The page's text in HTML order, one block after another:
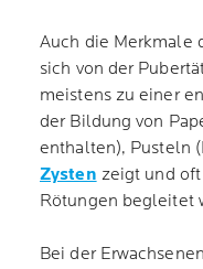
Auch die Merkmale
sich von der
meistens zu einer
der Bildung von
enthalten), Pusteln
Zysten zeigt und
Rötungen begleitet
Bei der